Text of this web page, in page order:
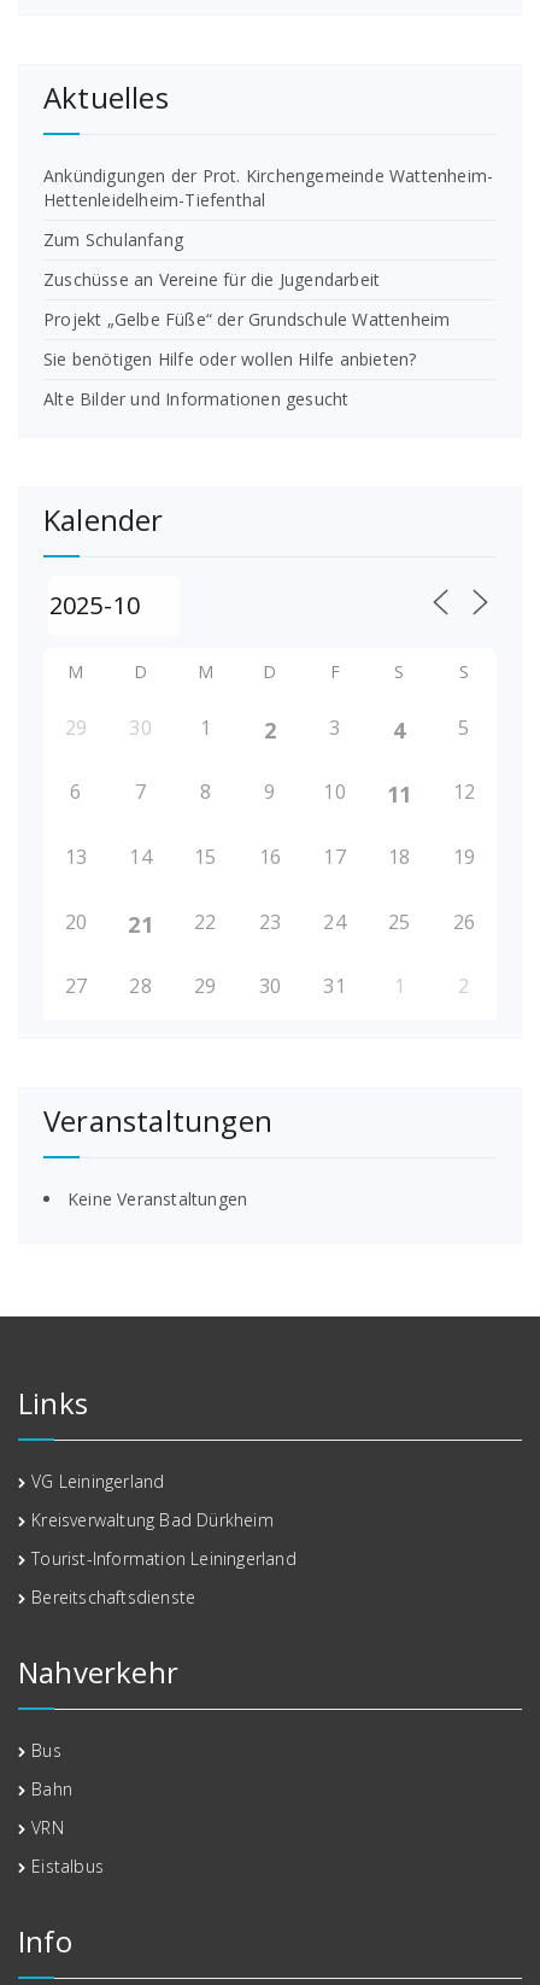
Aktuelles
Ankündigungen der Prot. Kirchengemeinde Wattenheim-
Hettenleidelheim-Tiefenthal
Zum Schulanfang
Zuschüsse an Vereine für die Jugendarbeit
Projekt „Gelbe Füße“ der Grundschule Wattenheim
Sie benötigen Hilfe oder wollen Hilfe anbieten?
Alte Bilder und Informationen gesucht
Kalender
M D M D F S S
29 30 1 2 3 4 5
6 7 8 9 10 11 12
13 14 15 16 17 18 19
20 21 22 23 24 25 26
27 28 29 30 31 1 2
Veranstaltungen
Keine Veranstaltungen
Links
VG Leiningerland
Kreisverwaltung Bad Dürkheim
Tourist-Information Leiningerland
Bereitschaftsdienste
Nahverkehr
Bus
Bahn
VRN
Eistalbus
Info